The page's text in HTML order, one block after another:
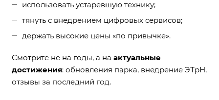
использовать устаревшую технику;
тянуть с внедрением цифровых сервисов;
держать высокие цены «по привычке».
Смотрите не на годы, а на актуальные
достижения: обновления парка, внедрение ЭТрН,
отзывы за последний год.